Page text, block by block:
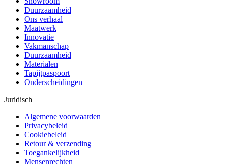
Duurzaamheid
Ons verhaal
Maatwerk
Innovatie
Vakmanschap
Duurzaamheid
Materialen
Tapijtpaspoort
Onderscheidingen
Juridisch
Algemene voorwaarden
Privacybeleid
Cookiebeleid
Retour & verzending
Toegankelijkheid
Mensenrechten